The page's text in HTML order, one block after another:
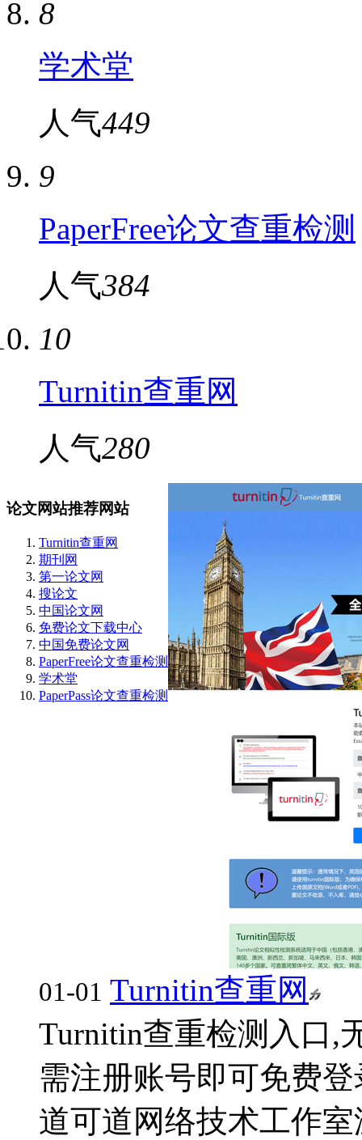
8
学术堂
人气449
9
PaperFree论文查重检测
人气384
10
Turnitin查重网
人气280
论文网站推荐网站
Turnitin查重网
期刊网
第一论文网
搜论文
中国论文网
免费论文下载中心
中国免费论文网
PaperFree论文查重检测
学术堂
PaperPass论文查重检测
01-01 Turnitin查重网
Turnitin查重检测入口,
需注册账号即可免费
道可道网络技术工作室